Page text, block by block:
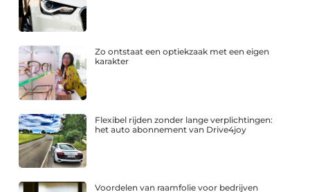
Zo ontstaat een optiekzaak met een eigen
karakter
Flexibel rijden zonder lange verplichtingen:
het auto abonnement van Drive4joy
Voordelen van raamfolie voor bedrijven